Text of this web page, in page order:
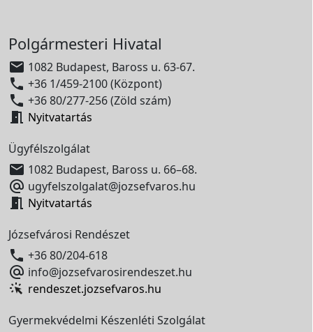
Polgármesteri Hivatal
 1082 Budapest, Baross u. 63-67.
 +36 1/459-2100 (Központ)
 +36 80/277-256 (Zöld szám)
 Nyitvatartás
Ügyfélszolgálat
 1082 Budapest, Baross u. 66–68.
 ugyfelszolgalat@jozsefvaros.hu
 Nyitvatartás
Józsefvárosi Rendészet
 +36 80/204-618
 info@jozsefvarosirendeszet.hu
rendeszet.jozsefvaros.hu
Gyermekvédelmi Készenléti Szolgálat